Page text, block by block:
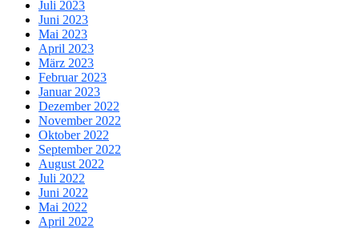
Juli 2023
Juni 2023
Mai 2023
April 2023
März 2023
Februar 2023
Januar 2023
Dezember 2022
November 2022
Oktober 2022
September 2022
August 2022
Juli 2022
Juni 2022
Mai 2022
April 2022